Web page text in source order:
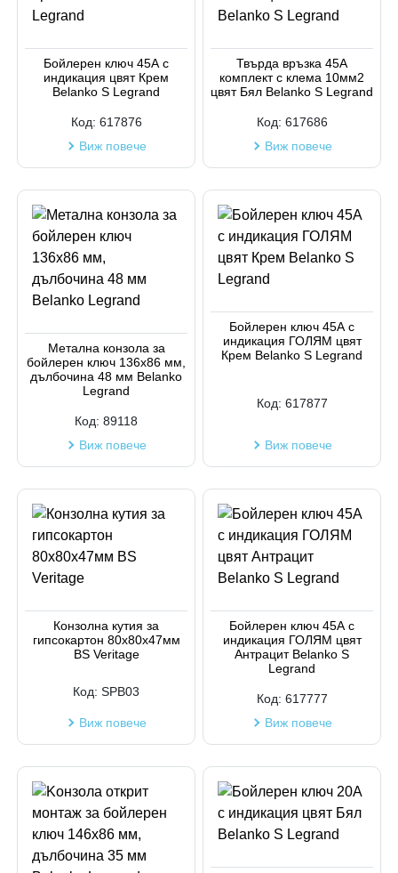
Бойлерен ключ 45А с
индикация цвят Крем
Belanko S Legrand
Код: 617876
Виж повече
Твърда връзка 45A
комплект с клема 10мм2
цвят Бял Belanko S Legrand
Код: 617686
Виж повече
Метална конзола за
бойлерен ключ 136x86 мм,
дълбочина 48 мм Belanko
Legrand
Код: 89118
Виж повече
Бойлерен ключ 45А с
индикация ГОЛЯМ цвят
Крем Belanko S Legrand
Код: 617877
Виж повече
Конзолна кутия за
гипсокартон 80х80х47мм
BS Veritage
Код: SPB03
Виж повече
Бойлерен ключ 45А с
индикация ГОЛЯМ цвят
Антрацит Belanko S
Legrand
Код: 617777
Виж повече